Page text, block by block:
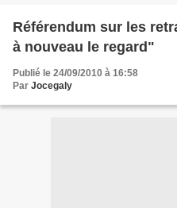
Référendum sur les
à nouveau le regard"
Publié le 24/09/2010 à 16:58
Par Jocegaly